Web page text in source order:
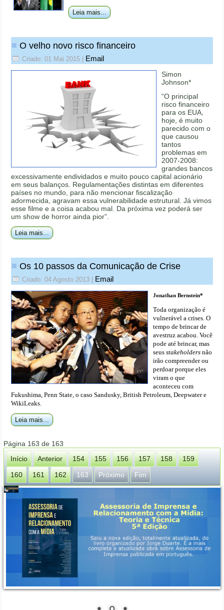
Leia mais...
O velho novo risco financeiro
Criado: 01 Mai 2015 Email
Simon
Johnson*
“O principal
risco financeiro
para os EUA,
hoje, é muito
parecido com o
que causou
tantos
problemas em
2007-2008:
grandes bancos
excessivamente endividados e muito pouco capital acionário
em seus balanços. Regulamentações distintas em diferentes
países no mundo, para não mencionar fiscalização
adormecida, agravam essa vulnerabilidade estrutural. Já vimos
esse filme e a coisa acabou mal. Da próxima vez poderá ser
um show de horror ainda pior”.
Leia mais...
Os 10 passos da Comunicação de Crise
Criado: 04 Agosto 2013 Email
Jonathan Bernstein*
Toda organização é
vulnerável a crises. O
tempo de brincar de
avestruz acabou. Você
pode até brincar, mas
seusstakeholders não
irão compreender ou
perdoar porque eles
viram o que
aconteceu com
Fukushima, Penn State, o caso Sandusky, British Petroleum, Deepwater e
WikiLeaks.
Leia mais...
Página 163 de 163
Início
Anterior 154 155 156 157 158
159
160
161 162 163 Próximo Fim